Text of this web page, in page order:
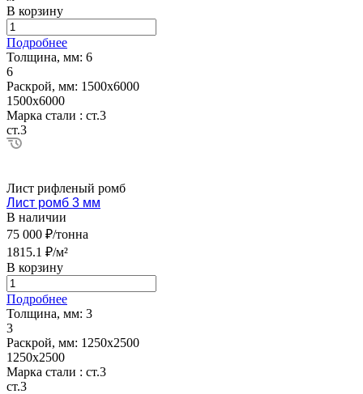
В корзину
Подробнее
Толщина, мм: 6
6
Раскрой, мм: 1500х6000
1500х6000
Марка стали : ст.3
ст.3
Лист рифленый ромб
Лист ромб 3 мм
В наличии
75 000 ₽/тонна
1815.1 ₽/м²
В корзину
Подробнее
Толщина, мм: 3
3
Раскрой, мм: 1250х2500
1250х2500
Марка стали : ст.3
ст.3